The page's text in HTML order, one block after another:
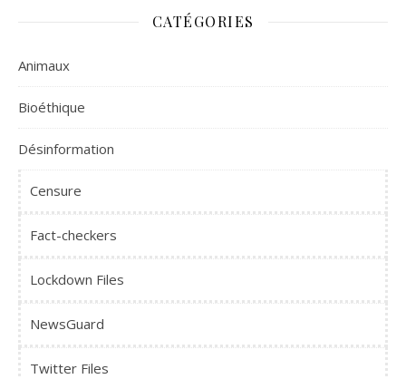
CATÉGORIES
Animaux
Bioéthique
Désinformation
Censure
Fact-checkers
Lockdown Files
NewsGuard
Twitter Files